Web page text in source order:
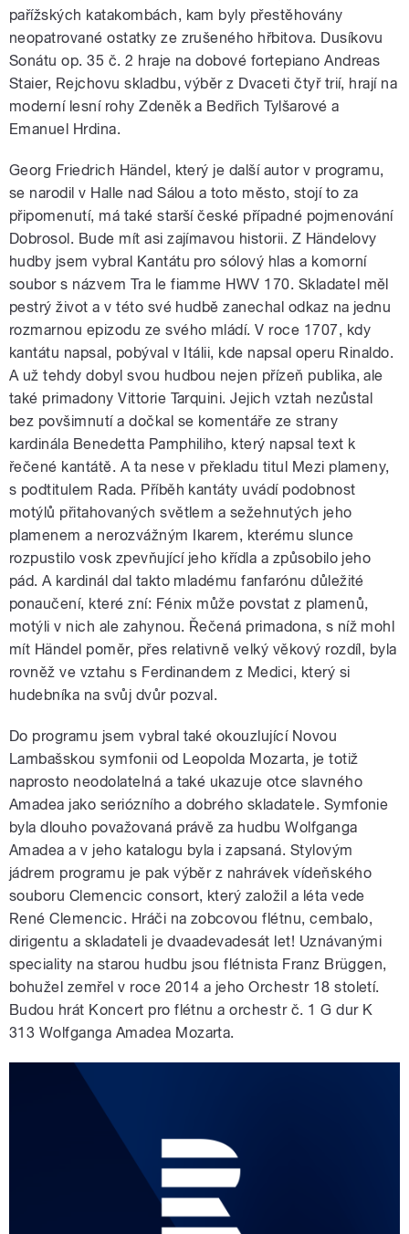
pařížských katakombách, kam byly přestěhovány
neopatrované ostatky ze zrušeného hřbitova. Dusíkovu
Sonátu op. 35 č. 2 hraje na dobové fortepiano Andreas
Staier, Rejchovu skladbu, výběr z Dvaceti čtyř trií, hrají na
moderní lesní rohy Zdeněk a Bedřich Tylšarové a
Emanuel Hrdina.
Georg Friedrich Händel, který je další autor v programu,
se narodil v Halle nad Sálou a toto město, stojí to za
připomenutí, má také starší české případné pojmenování
Dobrosol. Bude mít asi zajímavou historii. Z Händelovy
hudby jsem vybral Kantátu pro sólový hlas a komorní
soubor s názvem Tra le fiamme HWV 170. Skladatel měl
pestrý život a v této své hudbě zanechal odkaz na jednu
rozmarnou epizodu ze svého mládí. V roce 1707, kdy
kantátu napsal, pobýval v Itálii, kde napsal operu Rinaldo.
A už tehdy dobyl svou hudbou nejen přízeň publika, ale
také primadony Vittorie Tarquini. Jejich vztah nezůstal
bez povšimnutí a dočkal se komentáře ze strany
kardinála Benedetta Pamphiliho, který napsal text k
řečené kantátě. A ta nese v překladu titul Mezi plameny,
s podtitulem Rada. Příběh kantáty uvádí podobnost
motýlů přitahovaných světlem a sežehnutých jeho
plamenem a nerozvážným Ikarem, kterému slunce
rozpustilo vosk zpevňující jeho křídla a způsobilo jeho
pád. A kardinál dal takto mladému fanfarónu důležité
ponaučení, které zní: Fénix může povstat z plamenů,
motýli v nich ale zahynou. Řečená primadona, s níž mohl
mít Händel poměr, přes relativně velký věkový rozdíl, byla
rovněž ve vztahu s Ferdinandem z Medici, který si
hudebníka na svůj dvůr pozval.
Do programu jsem vybral také okouzlující Novou
Lambašskou symfonii od Leopolda Mozarta, je totiž
naprosto neodolatelná a také ukazuje otce slavného
Amadea jako seriózního a dobrého skladatele. Symfonie
byla dlouho považovaná právě za hudbu Wolfganga
Amadea a v jeho katalogu byla i zapsaná. Stylovým
jádrem programu je pak výběr z nahrávek vídeňského
souboru Clemencic consort, který založil a léta vede
René Clemencic. Hráči na zobcovou flétnu, cembalo,
dirigentu a skladateli je dvaadevadesát let! Uznávanými
speciality na starou hudbu jsou flétnista Franz Brüggen,
bohužel zemřel v roce 2014 a jeho Orchestr 18 století.
Budou hrát Koncert pro flétnu a orchestr č. 1 G dur K
313 Wolfganga Amadea Mozarta.